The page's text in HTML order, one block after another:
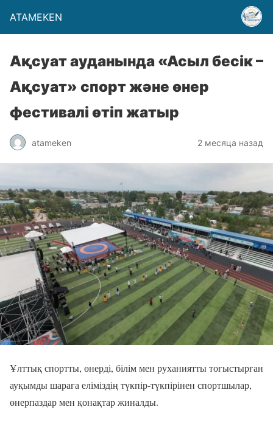
ATAMEKEN
Ақсуат ауданында «Асыл бесік –
Ақсуат» спорт және өнер
фестивалі өтіп жатыр
atameken 2 месяца назад
Ұлттық спортты, өнерді, білім мен руханиятты тоғыстырған
ауқымды шараға еліміздің түкпір-түкпірінен спортшылар,
өнерпаздар мен қонақтар жиналды.